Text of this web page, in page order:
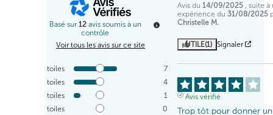
Basé sur 12 avis soumis à un
contrôle
Voir tous les avis sur ce site
étoiles
7
étoiles
4
étoiles
1
étoiles 0
Avis du 14/09/2025
, suite
expérience du31/08/2025
Christelle M.
UTILE(1) Signaler
Avis vérifié
Trop tôt pour donner un